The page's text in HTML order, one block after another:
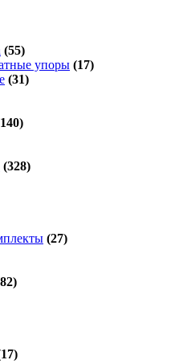
(55)
упоры (17)
(31)
(328)
(27)